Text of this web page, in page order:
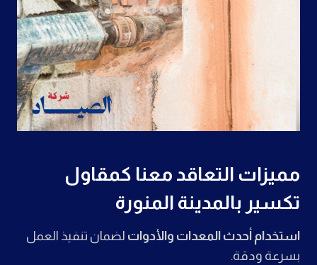
مميزات التعاقد معنا كمقاول
تكسير بالمدينة المنورة
استخدام أحدث المعدات والأدوات لضمان تنفيذ العمل
بسرعة ودقة.